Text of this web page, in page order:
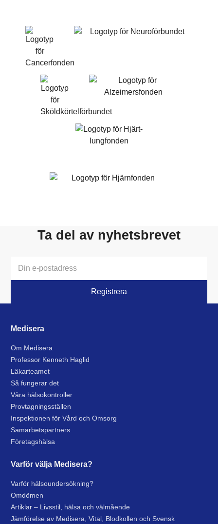
Ta del av nyhetsbrevet
Medisera
Om Medisera
Professor Kenneth Haglid
Läkarteamet
Så fungerar det
Våra hälsokontroller
Provtagningsställen
Inspektionen för Vård och Omsorg
Samarbetspartners
Företagshälsa
Varför välja Medisera?
Varför hälsoundersökning?
Omdömen
Artiklar – Livsstil, hälsa och välmående
Jämförelse av Medisera, Vital, Blodkollen och Svensk